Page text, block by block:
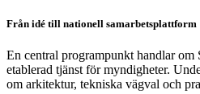
Från idé till nationell samarbetsplattform
En central programpunkt handlar om
etablerad tjänst för myndigheter.
om arkitektur, tekniska vägval och